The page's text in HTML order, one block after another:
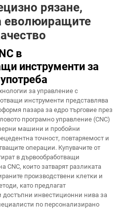
рязане,
еволюиращите
в
инструменти за
за управление с
инструменти представлява
пазара за едро търговие през
програмно управление (CNC)
машини и пробойни
точност, повтаряемост и
операции. Купувачите от
в дървообработващи
CNC, които затварят разликата
производствени клетки и
като предлагат
достъпни инвестиционни нива за
по персонализирано